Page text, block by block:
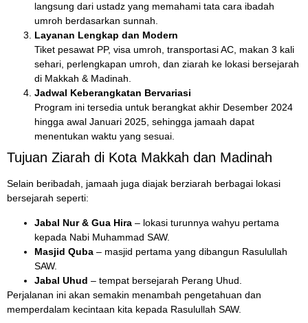
langsung dari ustadz yang memahami tata cara ibadah
umroh berdasarkan sunnah.
Layanan Lengkap dan Modern
Tiket pesawat PP, visa umroh, transportasi AC, makan 3 kali
sehari, perlengkapan umroh, dan ziarah ke lokasi bersejarah
di Makkah & Madinah.
Jadwal Keberangkatan Bervariasi
Program ini tersedia untuk berangkat akhir Desember 2024
hingga awal Januari 2025, sehingga jamaah dapat
menentukan waktu yang sesuai.
Tujuan Ziarah di Kota Makkah dan Madinah
Selain beribadah, jamaah juga diajak berziarah berbagai lokasi
bersejarah seperti:
Jabal Nur & Gua Hira – lokasi turunnya wahyu pertama
kepada Nabi Muhammad SAW.
Masjid Quba – masjid pertama yang dibangun Rasulullah
SAW.
Jabal Uhud – tempat bersejarah Perang Uhud.
Perjalanan ini akan semakin menambah pengetahuan dan
memperdalam kecintaan kita kepada Rasulullah SAW.